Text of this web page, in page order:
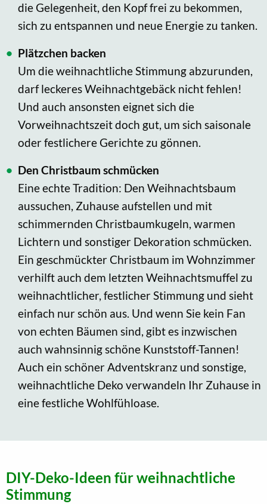
die Gelegenheit, den Kopf frei zu bekommen,
sich zu entspannen und neue Energie zu tanken.
Plätzchen backen
Um die weihnachtliche Stimmung abzurunden,
darf leckeres Weihnachtgebäck nicht fehlen!
Und auch ansonsten eignet sich die
Vorweihnachtszeit doch gut, um sich saisonale
oder festlichere Gerichte zu gönnen.
Den Christbaum schmücken
Eine echte Tradition: Den Weihnachtsbaum
aussuchen, Zuhause aufstellen und mit
schimmernden Christbaumkugeln, warmen
Lichtern und sonstiger Dekoration schmücken.
Ein geschmückter Christbaum im Wohnzimmer
verhilft auch dem letzten Weihnachtsmuffel zu
weihnachtlicher, festlicher Stimmung und sieht
einfach nur schön aus. Und wenn Sie kein Fan
von echten Bäumen sind, gibt es inzwischen
auch wahnsinnig schöne Kunststoff-Tannen!
Auch ein schöner Adventskranz und sonstige,
weihnachtliche Deko verwandeln Ihr Zuhause in
eine festliche Wohlfühloase.
DIY-Deko-Ideen für weihnachtliche
Stimmung